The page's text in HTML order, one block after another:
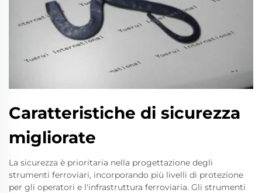
Caratteristiche di sicurezza
migliorate
La sicurezza è prioritaria nella progettazione degli
strumenti ferroviari, incorporando più livelli di protezione
per gli operatori e l'infrastruttura ferroviaria. Gli strumenti